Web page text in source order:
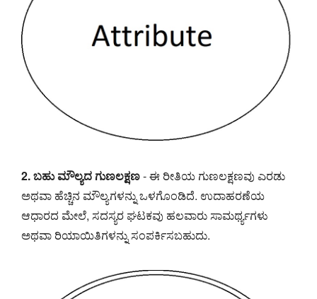
2. ಬಹು ಮೌಲ್ಯದ ಗುಣಲಕ್ಷಣ- ಈ ರೀತಿಯ ಗುಣಲಕ್ಷಣವು ಎರಡು
ಅಥವಾ ಹೆಚ್ಚಿನ ಮೌಲ್ಯಗಳನ್ನು ಒಳಗೊಂಡಿದೆ. ಉದಾಹರಣೆಯ
ಆಧಾರದ ಮೇಲೆ, ಸದಸ್ಯರ ಘಟಕವು ಹಲವಾರು ಸಾಮರ್ಥ್ಯಗಳು
ಅಥವಾ ರಿಯಾಯಿತಿಗಳನ್ನು ಸಂಪರ್ಕಿಸಬಹುದು.